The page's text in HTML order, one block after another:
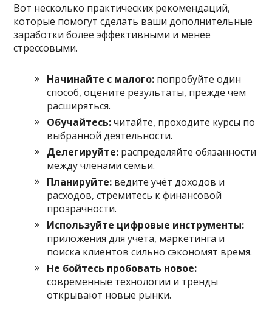
Вот несколько практических рекомендаций,
которые помогут сделать ваши дополнительные
заработки более эффективными и менее
стрессовыми.
Начинайте с малого: попробуйте один
способ, оцените результаты, прежде чем
расширяться.
Обучайтесь:читайте, проходите курсы по
выбранной деятельности.
Делегируйте: распределяйте обязанности
между членами семьи.
Планируйте: ведите учёт доходов и
расходов, стремитесь к финансовой
прозрачности.
Используйте цифровые инструменты:
приложения для учёта, маркетинга и
поиска клиентов сильно сэкономят время.
Не бойтесь пробовать новое:
современные технологии и тренды
открывают новые рынки.